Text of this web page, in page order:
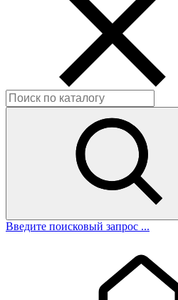
Введите поисковый запрос ...